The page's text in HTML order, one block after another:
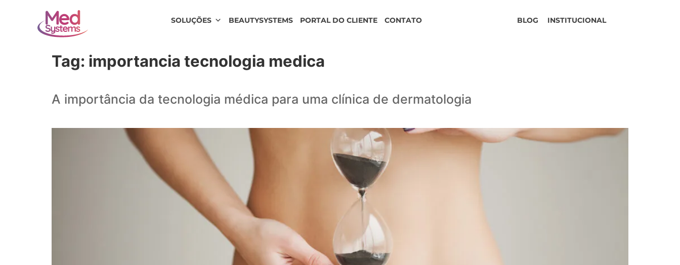
SOLUÇÕES BEAUTYSYSTEMS PORTAL DO CLIENTE CONTATO INSTITUCIONAL
BLOG
Tag: importancia tecnologia medica
A importância da tecnologia médica para uma clínica de dermatologia